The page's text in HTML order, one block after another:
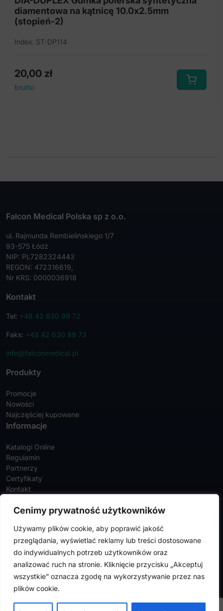
Cenimy prywatność użytkowników
Używamy plików cookie, aby poprawić jakość
przeglądania, wyświetlać reklamy lub treści dostosowane
do indywidualnych potrzeb użytkowników oraz
analizować ruch na stronie. Kliknięcie przycisku „Akceptuj
wszystkie” oznacza zgodę na wykorzystywanie przez nas
plików cookie.
diamentowa na kątnicę 10.0x2.5mm
(stopień-2)
Index: ST-DP114
20,00 zł
brutto
Falcon Medical Polska sp z o.o.
ul. Rajmunda Rembielińskiego 1/7
93-575 Łódź
NIP: PL7282324443
REGON: 472316619,
Nr KRS: 0000036918
Kontakt
Tel: +48 42 630 99 72
Faks: +48 42 630 99 73
info@falconmedical.pl
Produkty
Promocje
Nowości
Najczęściej kupowane
Informacje
Katalogi Online
Regulamin
Partnerzy
Certyfikaty
Kontakt
Zamówienia
Adresy
FalconMedical © 2024. Wszystkie prawa zastrzeżone |
prywatności|Polityka cookies